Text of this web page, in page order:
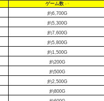
ゲーム数
約6,700G
約5,300G
約7,600G
約5,800G
約1,500G
約200G
約500G
約2,500G
約800G